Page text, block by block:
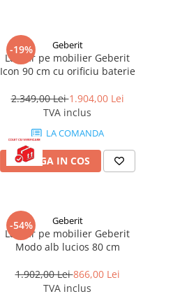
-19% Geberit
Lavoar pe mobilier Geberit
Icon 90 cm cu orificiu baterie
2.349,00 Lei1.904,00 Lei
TVA inclus
LA COMANDA
ADAUGA IN COS
-54% Geberit
Lavoar pe mobilier Geberit
Modo alb lucios 80 cm
1.902,00 Lei866,00 Lei
TVA inclus